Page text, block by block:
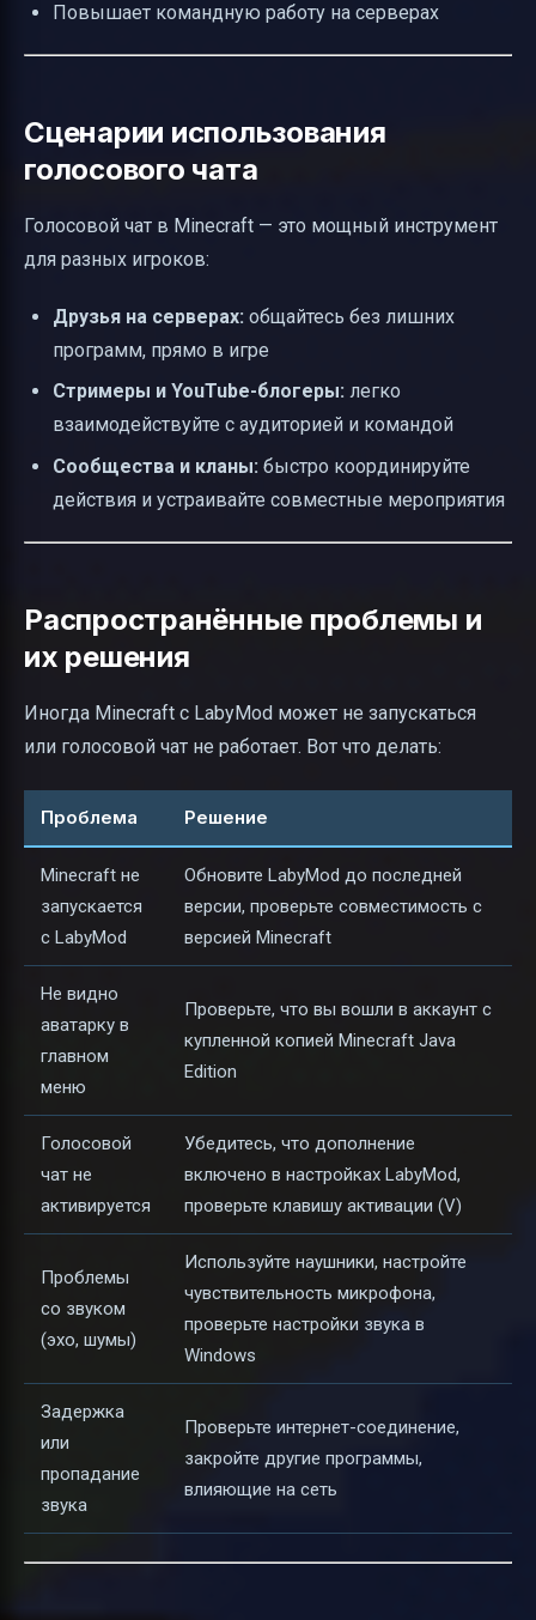
Повышает командную работу на серверах
Сценарии использования
голосового чата
Голосовой чат в Minecraft — это мощный инструмент
для разных игроков:
Друзья на серверах: общайтесь без лишних
программ, прямо в игре
Стримеры и YouTube-блогеры: легко
взаимодействуйте с аудиторией и командой
Сообщества и кланы: быстро координируйте
действия и устраивайте совместные мероприятия
Распространённые проблемы и
их решения
Иногда Minecraft с LabyMod может не запускаться
или голосовой чат не работает. Вот что делать:
Проблема Решение
Minecraft не
запускается
с LabyMod
Обновите LabyMod до последней
версии, проверьте совместимость с
версией Minecraft
Не видно
аватарку в
главном
меню
Проверьте, что вы вошли в аккаунт с
купленной копией Minecraft Java
Edition
Голосовой
чат не
активируется
Убедитесь, что дополнение
включено в настройках LabyMod,
проверьте клавишу активации (V)
Проблемы
со звуком
(эхо, шумы)
Используйте наушники, настройте
чувствительность микрофона,
проверьте настройки звука в
Windows
Задержка
или
пропадание
звука
Проверьте интернет-соединение,
закройте другие программы,
влияющие на сеть